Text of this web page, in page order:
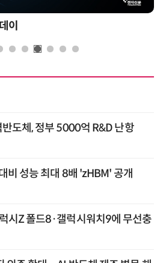
이
도체, 정부 5000억 R&D 난항
비 성능 최대 8배 'zHBM' 공개
시Z 폴드8·갤럭시워치9에 무선충